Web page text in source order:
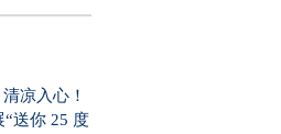
凉入心！
送你 25 度